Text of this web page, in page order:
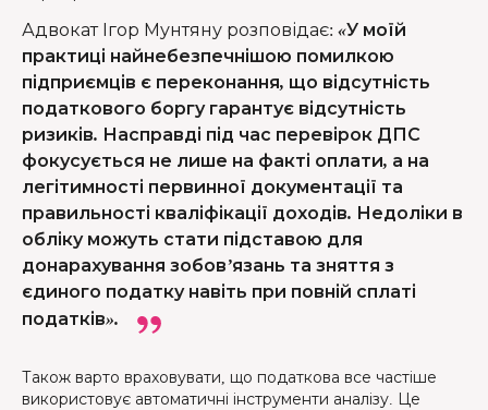
Адвокат Ігор Мунтяну розповідає: «У моїй
практиці найнебезпечнішою помилкою
підприємців є переконання, що відсутність
податкового боргу гарантує відсутність
ризиків. Насправді під час перевірок ДПС
фокусується не лише на факті оплати, а на
легітимності первинної документації та
правильності кваліфікації доходів. Недоліки в
обліку можуть стати підставою для
донарахування зобов’язань та зняття з
єдиного податку навіть при повній сплаті
податків».
Також варто враховувати, що податкова все частіше
використовує автоматичні інструменти аналізу. Це